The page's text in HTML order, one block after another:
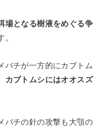
場となる樹液をめぐる争
。
バチが一方的にカブトム
カブトムシにはオオスズ
バチの針の攻撃も大顎の